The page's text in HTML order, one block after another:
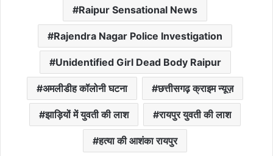
Raipur Sensational News
Rajendra Nagar Police Investigation
Unidentified Girl Dead Body Raipur
अमलीडीह कॉलोनी घटना छत्तीसगढ़ क्राइम न्यूज़
झाड़ियों में युवती की लाश रायपुर युवती की लाश
हत्या की आशंका रायपुर